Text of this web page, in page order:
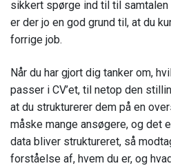
sikkert spørge ind til til
er der jo en god grund til, at du
forrige job.
Når du har gjort dig tanker om,
passer i CV’et, til netop den
at du strukturerer dem på en
måske mange ansøgere, og det
data bliver struktureret, så
forståelse af, hvem du er, og